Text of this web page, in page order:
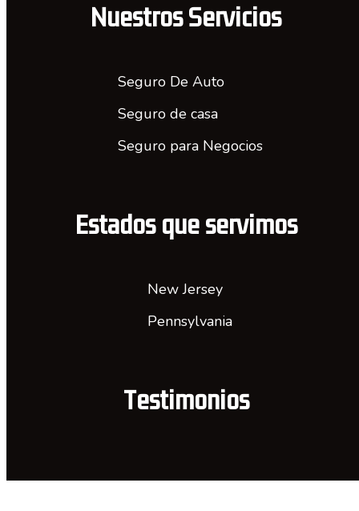
Nuestros Servicios
Seguro De Auto
Seguro de casa
Seguro para Negocios
Estados que servimos
New Jersey
Pennsylvania
Testimonios